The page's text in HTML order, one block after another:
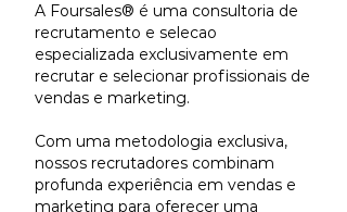
A Foursales® é uma consultoria de
recrutamento e selecao
especializada exclusivamente em
recrutar e selecionar profissionais de
vendas e marketing.
Com uma metodologia exclusiva,
nossos recrutadores combinam
profunda experiência em vendas e
marketing para oferecer uma